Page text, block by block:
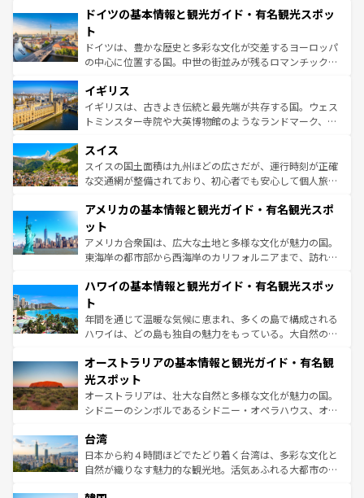
せる。地方によって風土や気候が異なるスペインはその個
ンテンツ一覧 を参照してほしい。
で、幅広い魅力が詰まっている。華麗な宮殿、歴史的な大
聖堂、美しいビーチ、そして豊かな自然が、訪れる者を心
から魅了する。また、フランスは美食の国としても知ら
れ、フランス料理はユネスコ無形文化遺産にも登録されて
香り高いラベンダー畑など、多彩な楽しみ方が可能だ。さ
らに、パリ以外の地域にも魅力が溢れており、どの街角に
も豊かな歴史と文化が息づいている。パリ以外の個性あふ
を参照してほしい。
ドイツの基本情報と観光ガイド・有名観光スポッ
ト
ドイツは、豊かな歴史と多彩な文化が交差するヨーロッパ
の中心に位置する国。中世の街並みが残るロマンチック街
顔を持つこの国は、どこを歩いても飽きることがない。ベ
ルリンの文化的活気、バイエルン州のアルプスの絶景、そ
してライン川沿いのワイン畑といった風景は必見。ビール
は、お酒好きな人にはぜひ体験してほしい。 なお、新着の
ドイツ情報はコンテンツ一覧を参照してほしい。
イギリス
イギリスは、古きよき伝統と最先端が共存する国。ウェス
トミンスター寺院や大英博物館のようなランドマーク、歴
リアごとに異なる魅力がある。また、優雅なアフタヌーン
ティー、ビール好きにはたまらない英国パブ、サッカー観
戦など、本場だからこそできる体験も豊富。イギリスを旅
ンツ一覧を参照してほしい。
スイス
スイスの国土面積は九州ほどの広さだが、運行時刻が正確
な交通網が整備されており、初心者でも安心して個人旅行
の建物がそのまま残る町や、スイスならではのユニークな
博物館もあり、アルプス観光だけでなく町歩きも満喫する
ことができる。国民の所得が高いため物価も高いが、旅行
者向けの交通パス提供のサービスもあり、うまく活用すれ
着のスイス情報はコンテンツ一覧を参照してほしい。
アメリカの基本情報と観光ガイド・有名観光スポ
ット
アメリカ合衆国は、広大な土地と多様な文化が魅力の国。
東海岸の都市部から西海岸のカリフォルニアまで、訪れる
のような巨大都市は、観光、ショッピング、エンターテイ
ンメントが詰まった刺激的なスポットだ。一方、アメリカ
西部には大自然が広がり、グランドキャニオンやイエロー
ストーン国立公園といった絶景が堪能できる。さらに、南
文化が魅力。旅行者はアメリカの各地域で異なる魅力を楽
しみながら、その多様性と豊かな歴史を感じることができ
るだろう。車でのロードトリップや列車の旅も、アメリカ
ならではの贅沢な旅のスタイルだ。 なお、新着のアメリカ
情報は コンテンツ一覧 を参照してほしい。
ハワイの基本情報と観光ガイド・有名観光スポッ
ト
年間を通じて温暖な気候に恵まれ、多くの島で構成される
ハワイは、どの島も独自の魅力をもっている。大自然の神
ワイ島は見逃せない。また、定番の観光地といえばオアフ
島だが、静かな自然を求めるならマウイ島やカウアイ島が
おすすめ。エメラルドグリーンに輝く海をはじめ、豊かな
文化や歴史が息づいている。「アロハスピリット」と呼ば
人々、おいしいローカルフードやハワイアンミュージッ
ク、伝統的なフラダンスなど、すべてがハワイの魅力を彩
っている。訪れるたびに新しい発見と感動が待っているハ
はコンテンツ一覧
オーストラリアの基本情報と観光ガイド・有名観
光スポット
オーストラリアは、壮大な自然と多様な文化が魅力の国。
シドニーのシンボルであるシドニー・オペラハウス、オー
リアリーフや大陸中央部にそびえるウルル（エアーズロッ
ク）、タスマニアの美しい原生林やケアンズの熱帯雨林な
ど、見どころがたくさん。また、カフェやワイン、オージ
台湾
日本から約４時間ほどでたどり着く台湾は、多彩な文化と
自然が織りなす魅力的な観光地。活気あふれる大都市の台